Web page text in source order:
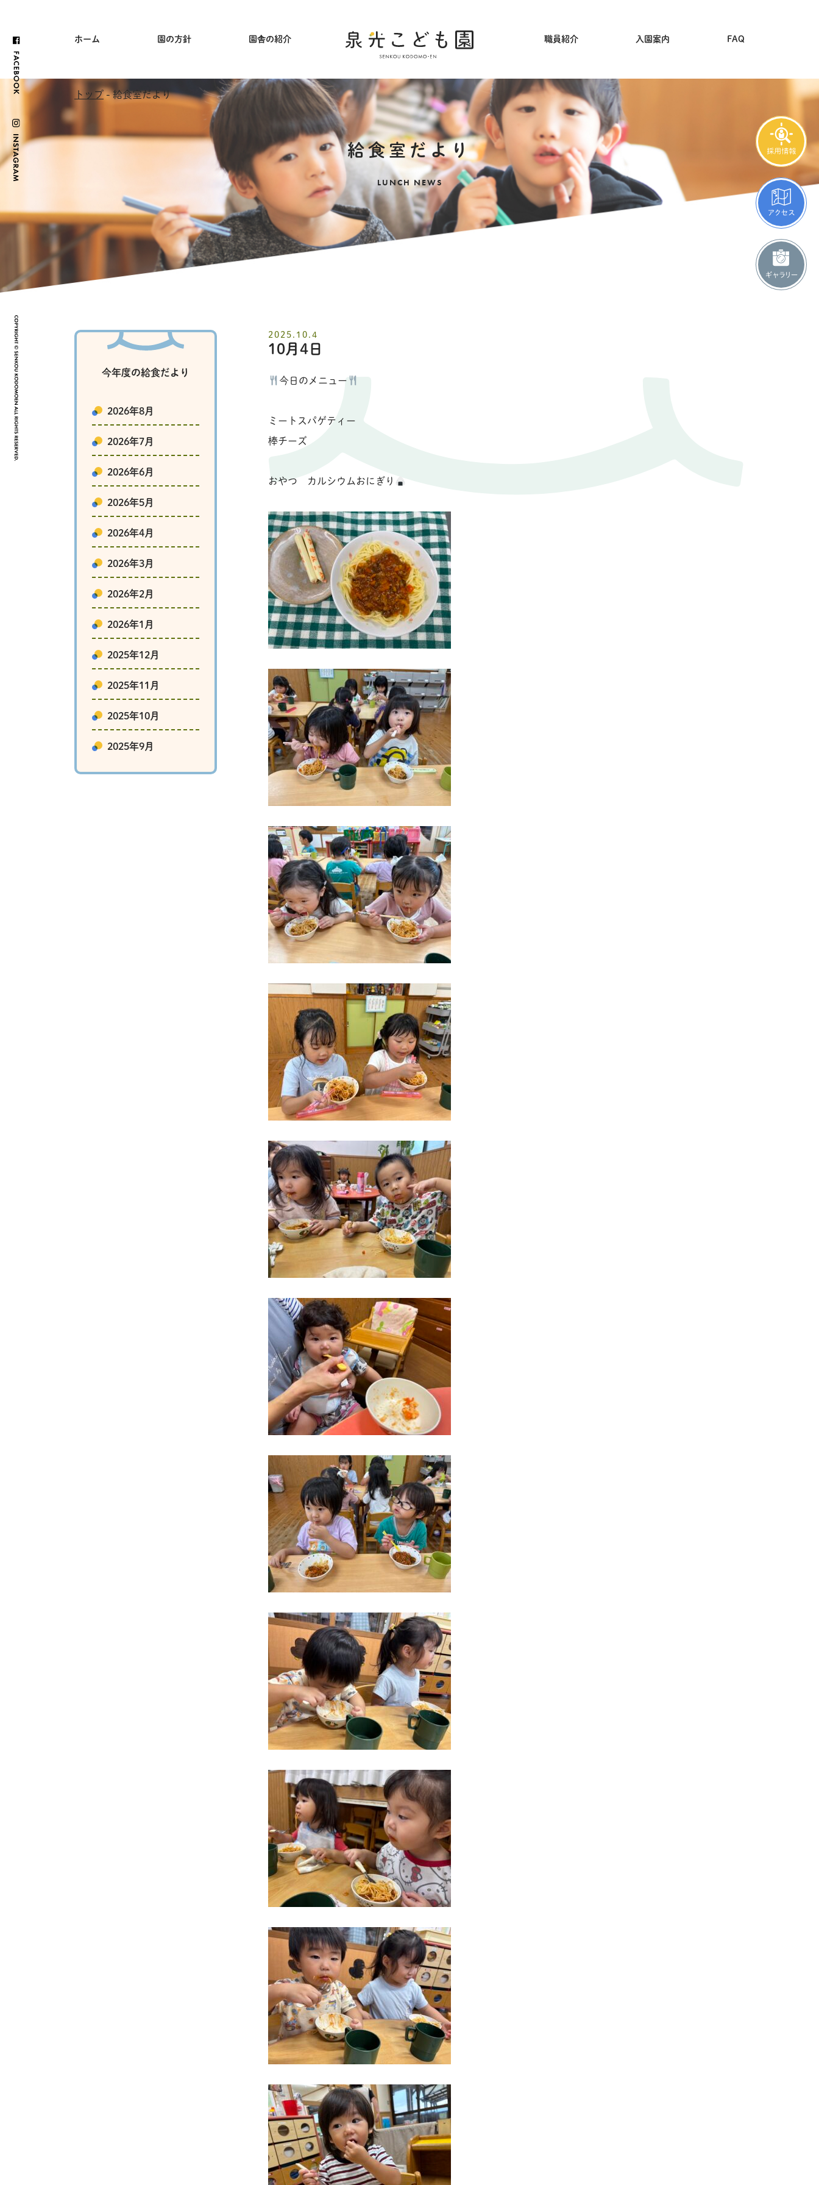
ホーム 園の方針 園舎の紹介 職員紹介 入園案内 FAQ
トップ- 給食室だより
給食室だより
LUNCH NEWS
2025.10.4
10月4日
今日のメニュー
ミートスパゲティー
棒チーズ
おやつ カルシウムおにぎり
今年度の給食だより
2026年8月
2026年7月
2026年6月
2026年5月
2026年4月
2026年3月
2026年2月
2026年1月
2025年12月
2025年11月
2025年10月
2025年9月
採用情報
アクセス